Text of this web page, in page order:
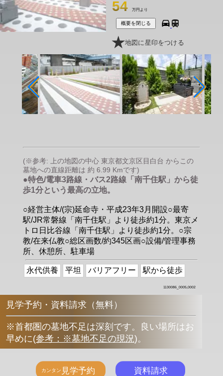
54 万円より
概要を閉じる
地図に星印をつける
(※参考: 上の地図の中心 東京都文京区目白台 からこの
墓地への直線距離は 約 6.99 Kmです)
●特色/電車3路線・バス2路線「南千住駅」から徒
歩1分という最高の立地。
○経営主体/(宗)延命寺・平成23年3月開設○最寄
駅/JR常磐線「南千住駅」より徒歩約1分。東京メ
トロ日比谷線「南千住駅」より徒歩約1分。○宗
教/在来仏教○総区画数/約345区画○設備/管理事務
所、休憩所、駐車場
永代供養 平坦 バリアフリー 駅から徒歩
1130086_0005,0002
見学予約・資料請求（無料）
※首都圏の墓地不足は深刻です。良い場所はお
早めに(参考：※墓地不足の現況)。